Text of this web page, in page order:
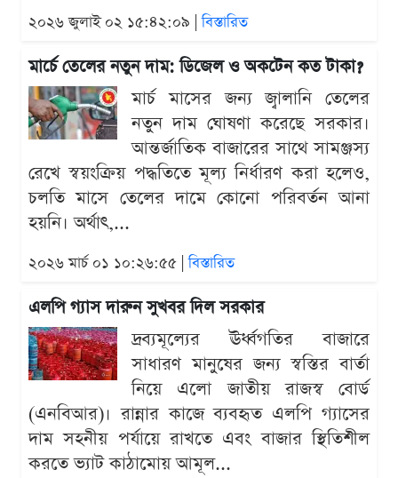
২০২৬ জুলাই ০২ ১৫:৪২:০৯ |বিস্তারিত
মার্চে তেলের নতুন দাম: ডিজেল ও অকটেন কত টাকা?
মার্চ মাসের জন্য জ্বালানি তেলের
নতুন দাম ঘোষণা করেছে সরকার।
আন্তর্জাতিক বাজারের সাথে সামঞ্জস্য
রেখে স্বয়ংক্রিয় পদ্ধতিতে মূল্য নির্ধারণ করা হলেও,
চলতি মাসে তেলের দামে কোনো পরিবর্তন আনা
হয়নি। অর্থাৎ,...
২০২৬ মার্চ ০১ ১০:২৬:৫৫ |বিস্তারিত
এলপি গ্যাস দারুন সুখবর দিল সরকার
দ্রব্যমূল্যের ঊর্ধ্বগতির বাজারে
সাধারণ মানুষের জন্য স্বস্তির বার্তা
নিয়ে এলো জাতীয় রাজস্ব বোর্ড
(এনবিআর)। রান্নার কাজে ব্যবহৃত এলপি গ্যাসের
দাম সহনীয় পর্যায়ে রাখতে এবং বাজার স্থিতিশীল
করতে ভ্যাট কাঠামোয় আমূল...